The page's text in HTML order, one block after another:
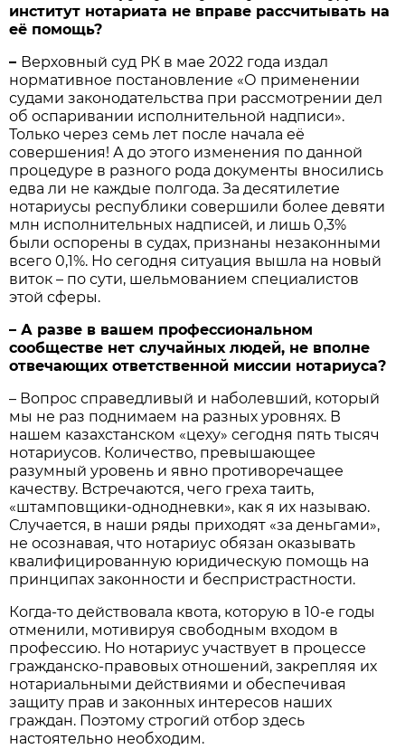
институт нотариата не вправе рассчитывать на
её помощь?
– Верховный суд РК в мае 2022 года издал
нормативное постановление «О применении
судами законодательства при рассмотрении дел
об оспаривании исполнительной надписи».
Только через семь лет после начала её
совершения! А до этого изменения по данной
процедуре в разного рода документы вносились
едва ли не каждые полгода. За десятилетие
нотариусы республики совершили более девяти
млн исполнительных надписей, и лишь 0,3%
были оспорены в судах, признаны незаконными
всего 0,1%. Но сегодня ситуация вышла на новый
виток – по сути, шельмованием специалистов
этой сферы.
– А разве в вашем профессиональном
сообществе нет случайных людей, не вполне
отвечающих ответственной миссии нотариуса?
– Вопрос справедливый и наболевший, который
мы не раз поднимаем на разных уровнях. В
нашем казахстанском «цеху» сегодня пять тысяч
нотариусов. Количество, превышающее
разумный уровень и явно противоречащее
качеству. Встречаются, чего греха таить,
«штамповщики-однодневки», как я их называю.
Случается, в наши ряды приходят «за деньгами»,
не осознавая, что нотариус обязан оказывать
квалифицированную юридическую помощь на
принципах законности и беспристрастности.
Когда-то действовала квота, которую в 10-е годы
отменили, мотивируя свободным входом в
профессию. Но нотариус участвует в процессе
гражданско-правовых отношений, закрепляя их
нотариальными действиями и обеспечивая
защиту прав и законных интересов наших
граждан. Поэтому строгий отбор здесь
настоятельно необходим.